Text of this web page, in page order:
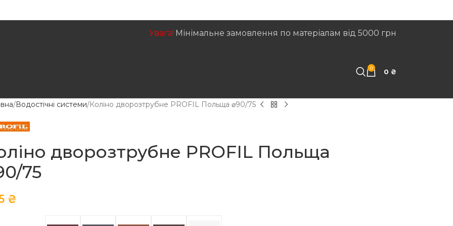
Увага! Мінімальне замовлення по матеріалам від 5000 грн
0 0 ₴
Водостічні системи Коліно дворозтрубне PROFIL Польща ⌀90/75
дворозтрубне PROFIL Польща
75
₴